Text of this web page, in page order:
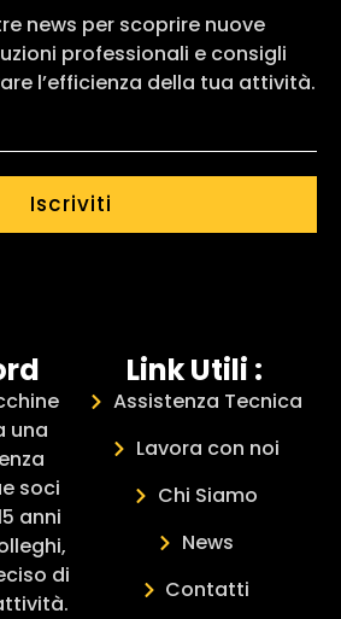
news per scoprire nuove
professionali e consigli
l’efficienza della tua attività.
Iscriviti
una
soci
anni
di
Link Utili :
Assistenza Tecnica
Lavora con noi
Chi Siamo
News
Contatti